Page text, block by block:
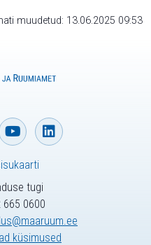
muudetud: 13.06.2025 09:53
tugi
0600
küsimused